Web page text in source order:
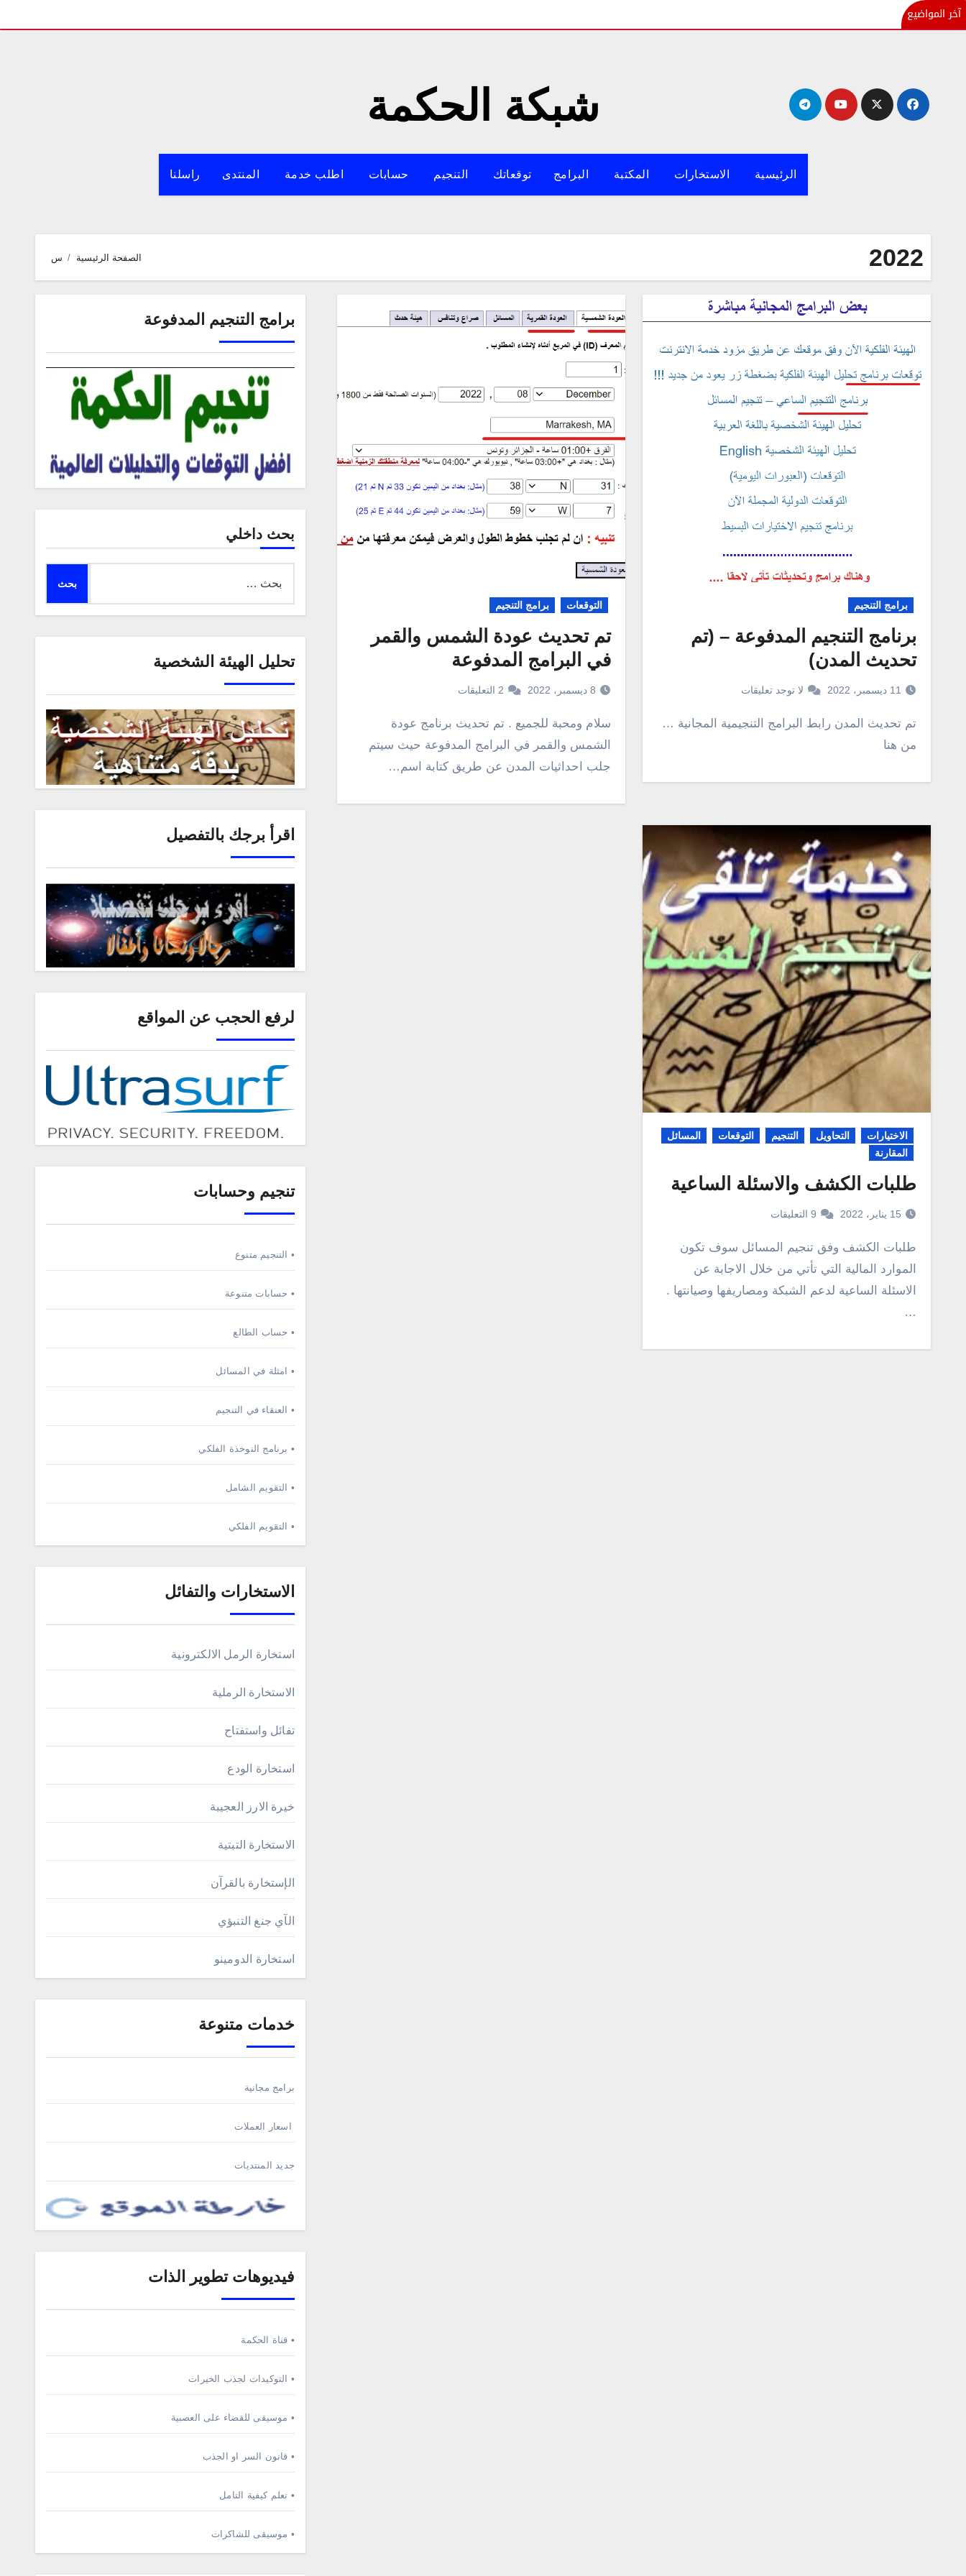
آخر المواضيع
شبكة الحكمة
الرئيسية الاستخارات المكتبة البرامج توقعاتك التنجيم حسابات اطلب خدمة المنتدى راسلنا
2022 الصفحة الرئيسية س
برامج التنجيم
برنامج التنجيم المدفوعة – (تم
تحديث المدن)
11 ديسمبر، 2022 لا توجد تعليقات
تم تحديث المدن رابط البرامج التنجيمية المجانية …
من هنا
التوقعات برامج التنجيم
تم تحديث عودة الشمس والقمر
في البرامج المدفوعة
8 ديسمبر، 2022 2 التعليقات
سلام ومحبة للجميع . تم تحديث برنامج عودة
الشمس والقمر في البرامج المدفوعة حيث سيتم
جلب احداثيات المدن عن طريق كتابة اسم…
الاختيارات التحاويل التنجيم التوقعات
المسائل
المقارنة
طلبات الكشف والاسئلة الساعية
15 يناير، 2022 9 التعليقات
طلبات الكشف وفق تنجيم المسائل سوف تكون
الموارد المالية التي تأتي من خلال الاجابة عن
الاسئلة الساعية لدعم الشبكة ومصاريفها وصيانتها .
…
برامج التنجيم المدفوعة
بحث داخلي
عن:
تحليل الهيئة الشخصية
اقرأ برجك بالتفصيل
لرفع الحجب عن المواقع
تنجيم وحسابات
• التنجيم متنوع
• حسابات متنوعة
• حساب الطالع
• امثلة في المسائل
• العنقاء في التنجيم
• برنامج النوخذة الفلكي
• التقويم الشامل
• التقويم الفلكي
الاستخارات والتفائل
استخارة الرمل الالكترونية
الاستخارة الرملية
تفائل واستفتاح
استخارة الودع
خيرة الارز العجيبة
الاستخارة التبتية
الإستخارة بالقرآن
الآي جنغ التنبؤي
استخارة الدومينو
خدمات متنوعة
برامج مجانية
اسعار العملات
جديد المنتديات
فيديوهات تطوير الذات
• قناة الحكمة
• التوكيدات لجذب الخيرات
• موسيقى للقضاء على العصبية
• قانون السر او الجذب
• تعلم كيفية التامل
• موسيقى للشاكرات